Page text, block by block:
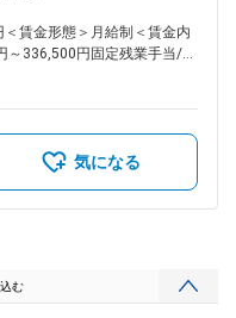
の定める業務
ムなし ★アポイントは別担
▼お客様
興味のある方向けのご提案
Fiのご提案を行い成約を目
知識を学んでいきます。
す！ 3～4年で社員をまとめ
期からキャリアアップを目指
賃金形態＞月給制＜賃金内
～336,500円固定残業手当/
追加支給※上記予定年収は支
1回(4月)■賞与：年3回
目安の金額であり、選考を
気になる
む